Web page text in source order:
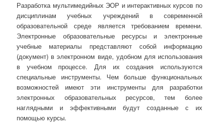
Разработка мультимедийных ЭОР и интерактивных курсов по
дисциплинам учебных учреждений в современной
образовательной среде является требованием времени.
Электронные образовательные ресурсы и электронные
учебные материалы представляют собой информацию
(документ) в электронном виде, удобном для использования
в учебном процессе. Для их создания используются
специальные инструменты. Чем больше функциональных
возможностей имеют эти инструменты для разработки
электронных образовательных ресурсов, тем более
наглядными и эффективными будут созданные с их
помощью курсы.